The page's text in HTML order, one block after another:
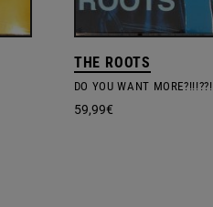
THE ROOTS
DO YOU WANT MORE?!!!??!
59,99€